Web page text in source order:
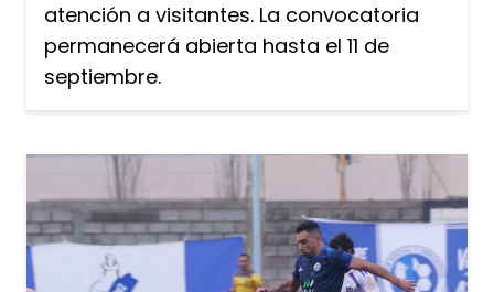
atención a visitantes. La convocatoria
permanecerá abierta hasta el 11 de
septiembre.